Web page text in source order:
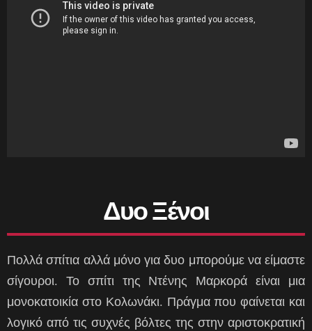
Δυο Ξένοι
Πολλά σπίτια αλλά μόνο για δυο μπορούμε να είμαστε
σίγουροι. Το σπίτι της Ντένης Μαρκορά είναι μια
μονοκατοικία στο Κολωνάκι. Πράγμα που φαίνεται και
λογικό από τις συχνές βόλτες της στην αριστοκρατική